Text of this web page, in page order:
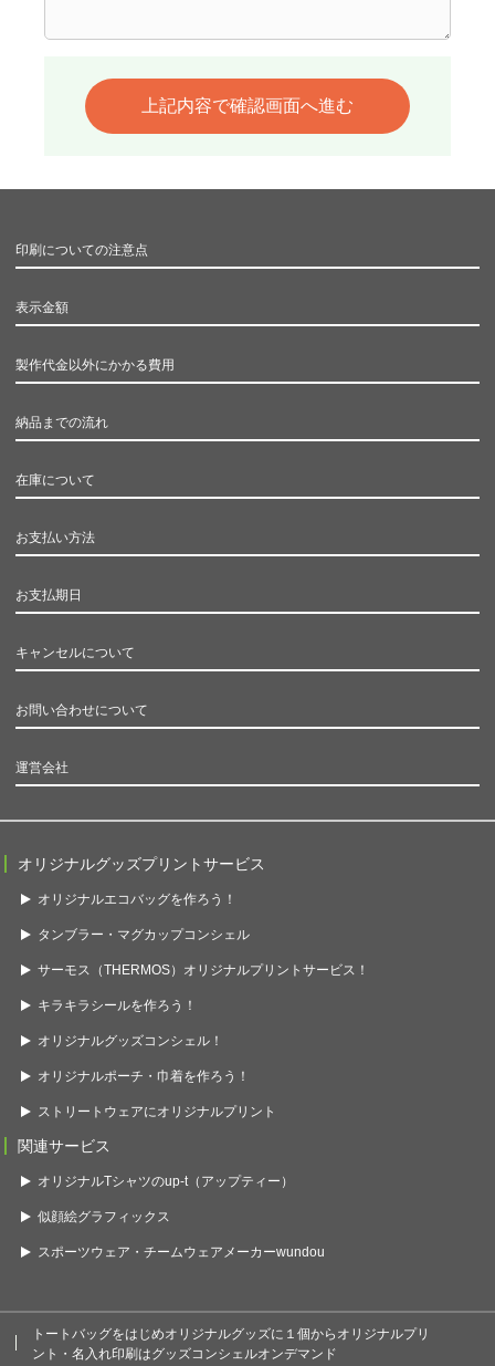
印刷についての注意点
表示金額
製作代金以外にかかる費用
納品までの流れ
在庫について
お支払い方法
お支払期日
キャンセルについて
お問い合わせについて
運営会社
オリジナルグッズプリントサービス
オリジナルエコバッグを作ろう！
タンブラー・マグカップコンシェル
サーモス（THERMOS）オリジナルプリントサービス！
キラキラシールを作ろう！
オリジナルグッズコンシェル！
オリジナルポーチ・巾着を作ろう！
ストリートウェアにオリジナルプリント
関連サービス
オリジナルTシャツのup-t（アップティー）
似顔絵グラフィックス
スポーツウェア・チームウェアメーカーwundou
トートバッグをはじめオリジナルグッズに１個からオリジナルプリ
ント・名入れ印刷はグッズコンシェルオンデマンド